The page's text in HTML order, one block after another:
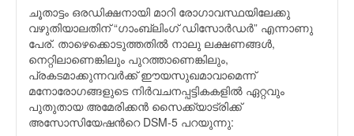
ചൂതാട്ടം ഒരഡിക്ഷനായി മാറി രോഗാവസ്ഥയിലേക്കു
വഴുതിയാലതിന് “ഗാംബ്ലിംഗ് ഡിസോര്‍ഡര്‍” എന്നാണു
പേര്. താഴെക്കൊടുത്തതില്‍ നാലു ലക്ഷണങ്ങള്‍,
നെറ്റിലാണെങ്കിലും പുറത്താണെങ്കിലും,
പ്രകടമാക്കുന്നവര്‍ക്ക് ഈയസുഖമാവാമെന്ന്
മനോരോഗങ്ങളുടെ നിര്‍വചനപ്പട്ടികകളില്‍ ഏറ്റവും
പുതുതായ അമേരിക്കന്‍ സൈക്ക്യാട്രിക്ക്
അസോസിയേഷന്‍റെ DSM-5 പറയുന്നു: